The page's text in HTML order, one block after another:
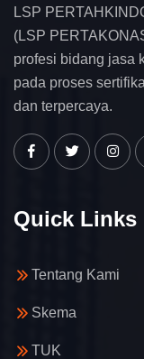
LSP
(LSP
profesi bidang jasa
pada proses
dan terpercaya.
Quick Links
Tentang Kami
Skema
TUK